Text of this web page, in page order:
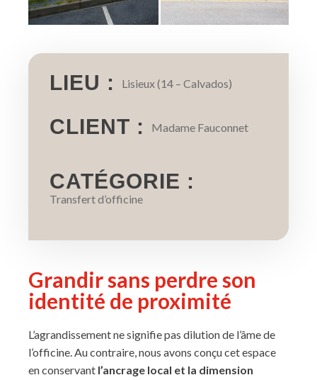
LIEU : Lisieux (14 – Calvados)
CLIENT : Madame Fauconnet
CATÉGORIE :
Transfert d’officine
Grandir sans perdre son
identité de proximité
L’agrandissement ne signifie pas dilution de l’âme de
l’officine. Au contraire, nous avons conçu cet espace
en conservant l’ancrage local et la dimension